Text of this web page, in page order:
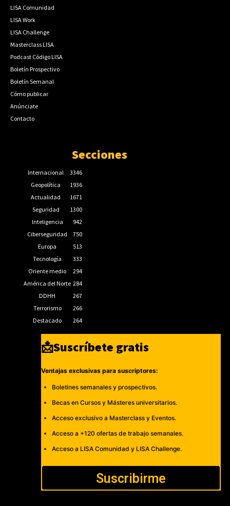
LISA Comunidad
LISA Work
LISA Challenge
Masterclass LISA
Podcast Código LISA
Boletín Prospectivo
Boletín Semanal
Cómo publicar
Anúnciate
Contacto
Secciones
Internacional
3346
Geopolítica
1936
Actualidad
1671
Seguridad
1300
Inteligencia
942
Ciberseguridad
750
Europa
513
Tecnología
333
Oriente medio
294
América del Norte 284
DDHH
267
Terrorismo
266
Destacado
264
📩Suscríbete gratis
Ventajas exclusivas para suscriptores:
Boletines semanales y prospectivos.
Becas en Cursos y Másteres universitarios.
Acceso exclusivo a Masterclass y Eventos.
Acceso a +120 ofertas de trabajo semanales.
Acceso a LISA Comunidad y LISA Challenge.
Suscribirme